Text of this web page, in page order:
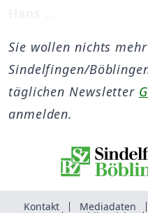
Hans ...
Sie wollen nichts
Sindelfingen/
täglichen Newsletter
anmelden.
Kontakt Mediadaten